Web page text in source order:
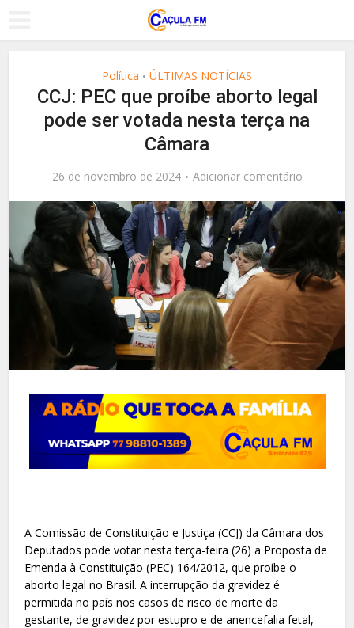
Política • ÚLTIMAS NOTÍCIAS
CCJ: PEC que proíbe aborto legal
pode ser votada nesta terça na
Câmara
26 de novembro de 2024 Adicionar comentário
A Comissão de Constituição e Justiça (CCJ) da Câmara dos
Deputados pode votar nesta terça-feira (26) a Proposta de
Emenda à Constituição (PEC) 164/2012, que proíbe o
aborto legal no Brasil. A interrupção da gravidez é
permitida no país nos casos de risco de morte da
gestante, de gravidez por estupro e de anencefalia fetal,